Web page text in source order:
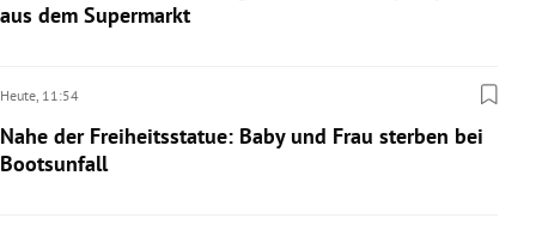
aus dem Supermarkt
Heute, 11:54
Nahe der Freiheitsstatue: Baby und Frau sterben bei
Bootsunfall